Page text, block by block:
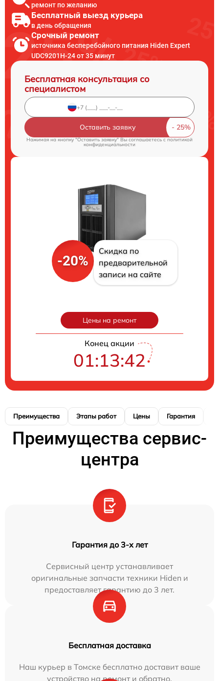
ремонт по желанию
Бесплатный выезд курьера
в день обращения
Срочный ремонт
источника бесперебойного питания Hiden Expert
UDC9201H-24 от 35 минут
Бесплатная консультация со
специалистом
Оставить заявку
Нажимая на кнопку "Оставить заявку" Вы соглашаетесь c политикой
конфиденциальности
-20%
Скидка по
предварительной
записи на сайте
Цены на ремонт
Конец акции
01:13:40
Преимущества Этапы работ Цены Гарантия
Преимущества сервис-
центра
Гарантия до 3-х лет
Сервисный центр устанавливает
оригинальные запчасти техники Hiden и
предоставляет гарантию до 3 лет.
Бесплатная доставка
Наш курьер в Томске бесплатно доставит ваше
устройство на ремонт и обратно.